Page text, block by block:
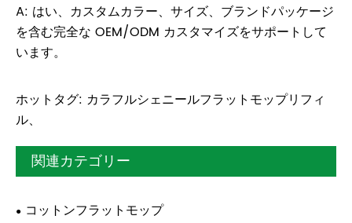
A: はい、カスタムカラー、サイズ、ブランドパッケージ
を含む完全な OEM/ODM カスタマイズをサポートして
います。
ホットタグ: カラフルシェニールフラットモップリフィ
ル、
関連カテゴリー
コットンフラットモップ